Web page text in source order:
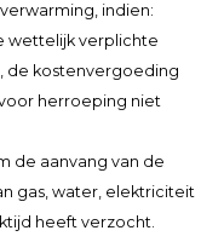
indien:
wettelijk verplichte
de kostenvergoeding
herroeping niet
de aanvang van de
gas, water, elektriciteit
heeft verzocht.